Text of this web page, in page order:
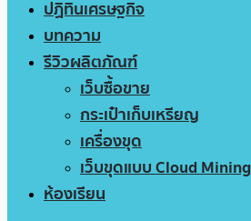
ปฏิทินเศรษฐกิจ
บทความ
รีวิวผลิตภัณฑ์
เว็บซื้อขาย
กระเป๋าเก็บเหรียญ
เครื่องขุด
เว็บขุดแบบ Cloud Mining
ห้องเรียน